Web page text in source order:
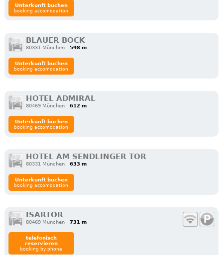
Unterkunft buchen
booking accomodation
BLAUER BOCK
80331 München 598 m
Unterkunft buchen
booking accomodation
HOTEL ADMIRAL
80469 München 612 m
Unterkunft buchen
booking accomodation
HOTEL AM SENDLINGER TOR
80331 München 633 m
Unterkunft buchen
booking accomodation
ISARTOR
80469 München 731 m
telefonisch
reservieren
booking by phone